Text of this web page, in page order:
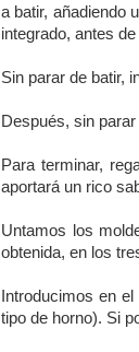
a batir, añadiendo
integrado, antes
Sin parar de batir,
Después, sin
Para terminar,
aportará un rico
Untamos los
obtenida, en los
Introducimos en
tipo de horno). Si